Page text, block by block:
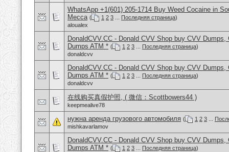
WhatsApp +1(601) 205-1714 Buy Weed Cocaine in
Mecca ( 1 2 3 Последняя страница)
aloualex
DonaldCVV.CC - Donald CVV Shop buy CVV
Dumps ATM * ( 1 2 3 Последняя страница)
donaldcvv
DonaldCVV.CC - Donald CVV Shop buy CVV
Dumps ATM * ( 1 2 3 Последняя страница)
donaldcvv
在线购买真假护照, ( 微信：Scottbowers44 )
keepmealive78
нужна аренда грузового автомобиля ( 1 2 3
mishkavarlamov
DonaldCVV.CC - Donald CVV Shop buy CVV
Dumps ATM * ( 1 2 3 Последняя страница)